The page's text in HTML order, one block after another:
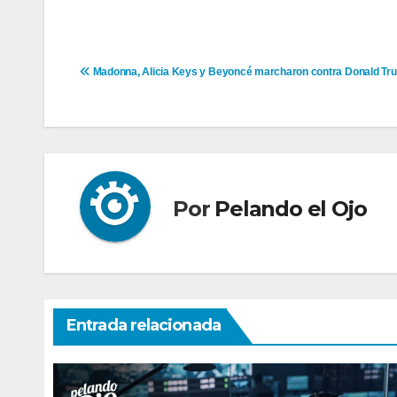
Navegación
Madonna, Alicia Keys y Beyoncé marcharon contra Donald
Por Pelando el Ojo
Entrada relacionada